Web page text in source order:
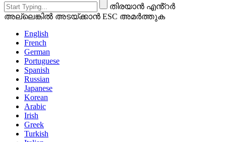
തിരയാൻ എൻ്റർ
അല്ലെങ്കിൽ അടയ്ക്കാൻ ESC അമർത്തുക
English
French
German
Portuguese
Spanish
Russian
Japanese
Korean
Arabic
Irish
Greek
Turkish